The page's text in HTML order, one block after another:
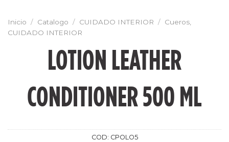
Inicio / Catalogo / CUIDADO INTERIOR / Cueros,
CUIDADO INTERIOR
LOTION LEATHER
CONDITIONER 500 ML
COD: CPOLO5